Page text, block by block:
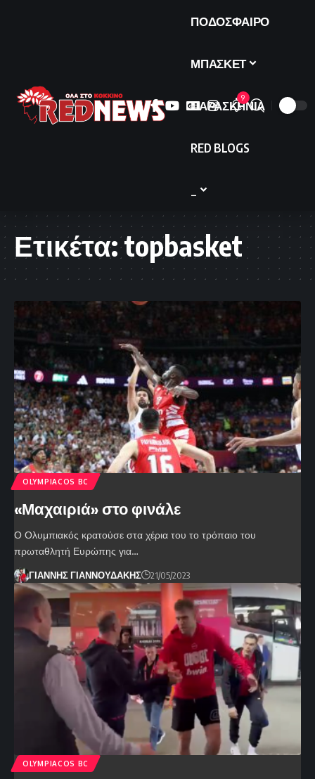
ΠΟΔΟΣΦΑΙΡΟ
ΜΠΑΣΚΕΤ
ΠΑΡΑΣΚΗΝΙΑ
RED BLOGS
9
Ετικέτα:topbasket
OLYMPIACOS BC
«Μαχαιριά» στο φινάλε
Ο Ολυμπιακός κρατούσε στα χέρια του το τρόπαιο του
πρωταθλητή Ευρώπης για…
ΓΙΑΝΝΗΣ ΓΙΑΝΝΟΥΔΑΚΗΣ 21/05/2023
OLYMPIACOS BC